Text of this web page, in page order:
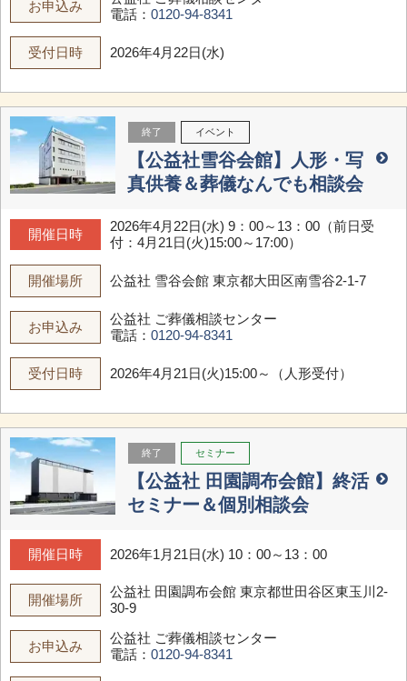
お申込み
電話： 0120-94-8341
受付日時 2026年4月22日(水)
終了 イベント
【公益社雪谷会館】人形・写
真供養＆葬儀なんでも相談会
開催日時
2026年4月22日(水) 9：00～13：00（前日受
付：4月21日(火)15:00～17:00）
開催場所 公益社 雪谷会館 東京都大田区南雪谷2-1-7
お申込み
公益社 ご葬儀相談センター
電話： 0120-94-8341
受付日時 2026年4月21日(火)15:00～（人形受付）
終了 セミナー
【公益社 田園調布会館】終活
セミナー＆個別相談会
開催日時 2026年1月21日(水) 10：00～13：00
開催場所
公益社 田園調布会館 東京都世田谷区東玉川2-
30-9
お申込み
公益社 ご葬儀相談センター
電話： 0120-94-8341